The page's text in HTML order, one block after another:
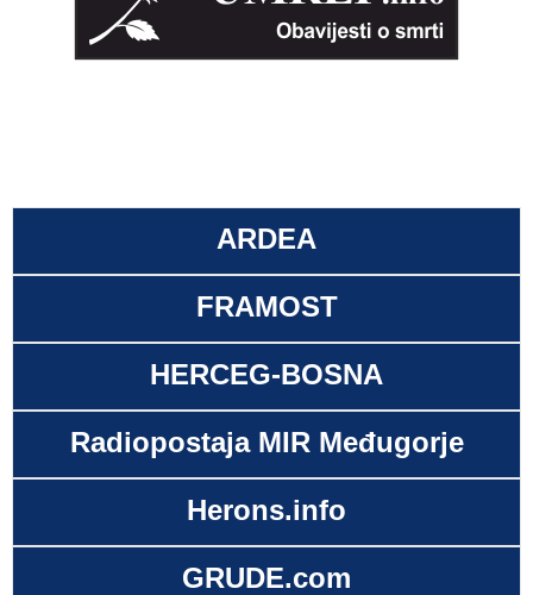
ARDEA
FRAMOST
HERCEG-BOSNA
Radiopostaja MIR Međugorje
Herons.info
GRUDE.com